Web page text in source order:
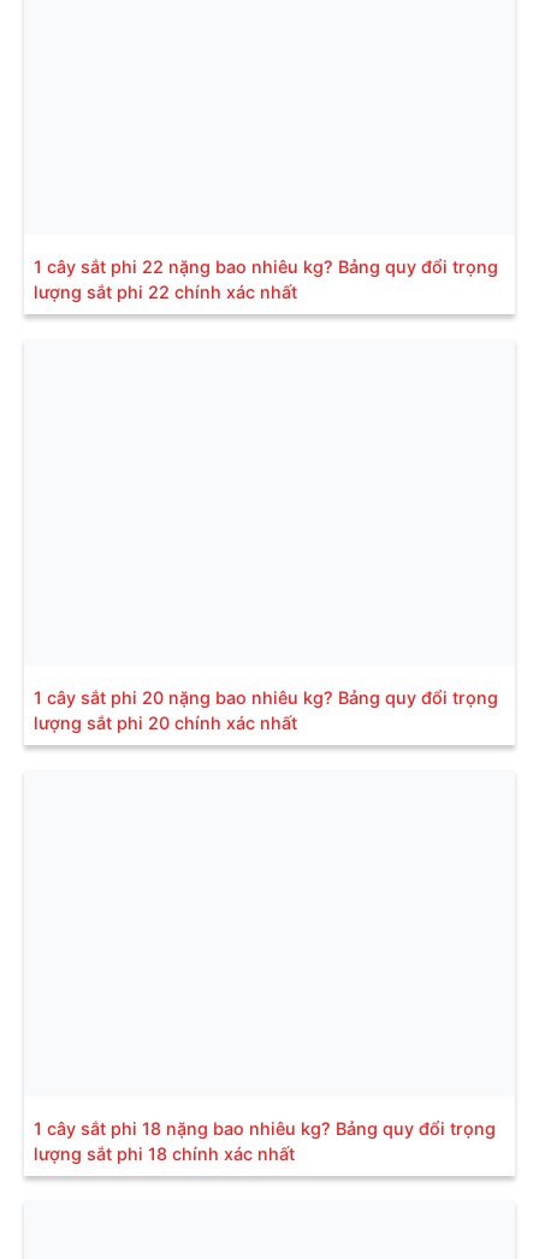
1 cây sắt phi 22 nặng bao nhiêu kg? Bảng quy đổi trọng
lượng sắt phi 22 chính xác nhất
1 cây sắt phi 20 nặng bao nhiêu kg? Bảng quy đổi trọng
lượng sắt phi 20 chính xác nhất
1 cây sắt phi 18 nặng bao nhiêu kg? Bảng quy đổi trọng
lượng sắt phi 18 chính xác nhất